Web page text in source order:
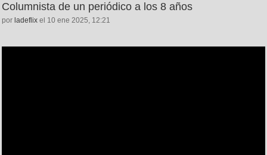
Columnista de un periódico a los 8 años
por ladeflix el 10 ene 2025, 12:21